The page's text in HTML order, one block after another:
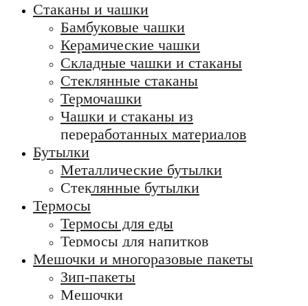
Стаканы и чашки
Бамбуковые чашки
Керамические чашки
Складные чашки и стаканы
Стеклянные стаканы
Термочашки
Чашки и стаканы из
переработанных материалов
Бутылки
Металлические бутылки
Стеклянные бутылки
Термосы
Термосы для еды
Термосы для напитков
Мешочки и многоразовые пакеты
Зип-пакеты
Мешочки